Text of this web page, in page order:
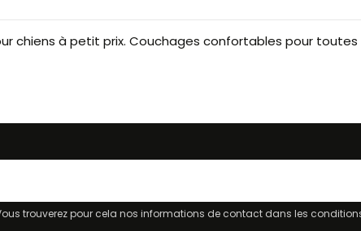
chiens à petit prix. Couchages confortables pour
trouverez pour cela nos informations de contact dans les